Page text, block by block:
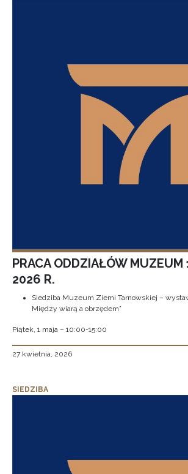
PRACA ODDZIAŁÓW MUZEUM
2026 R.
Siedziba Muzeum Ziemi Tarnowskiej –
Między wiarą a obrzędem”
Piątek, 1 maja – 10:00-15:00
27 kwietnia, 2026
SIEDZIBA